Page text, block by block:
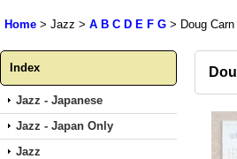
Home > Jazz > A B C D E F G > Doug
Index
Jazz - Japanese
Jazz - Japan Only
Jazz